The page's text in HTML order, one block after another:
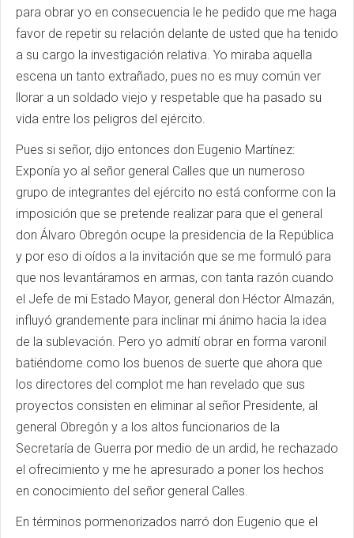
para obrar yo en consecuencia le he pedido que me haga
favor de repetir su relación delante de usted que ha tenido
a su cargo la investigación relativa. Yo miraba aquella
escena un tanto extrañado, pues no es muy común ver
llorar a un soldado viejo y respetable que ha pasado su
vida entre los peligros del ejército.
Pues si señor, dijo entonces don Eugenio Martínez:
Exponía yo al señor general Calles que un numeroso
grupo de integrantes del ejército no está conforme con la
imposición que se pretende realizar para que el general
don Álvaro Obregón ocupe la presidencia de la República
y por eso di oídos a la invitación que se me formuló para
que nos levantáramos en armas, con tanta razón cuando
el Jefe de mi Estado Mayor, general don Héctor Almazán,
influyó grandemente para inclinar mi ánimo hacia la idea
de la sublevación. Pero yo admití obrar en forma varonil
batiéndome como los buenos de suerte que ahora que
los directores del complot me han revelado que sus
proyectos consisten en eliminar al señor Presidente, al
general Obregón y a los altos funcionarios de la
Secretaría de Guerra por medio de un ardid, he rechazado
el ofrecimiento y me he apresurado a poner los hechos
en conocimiento del señor general Calles.
En términos pormenorizados narró don Eugenio que el